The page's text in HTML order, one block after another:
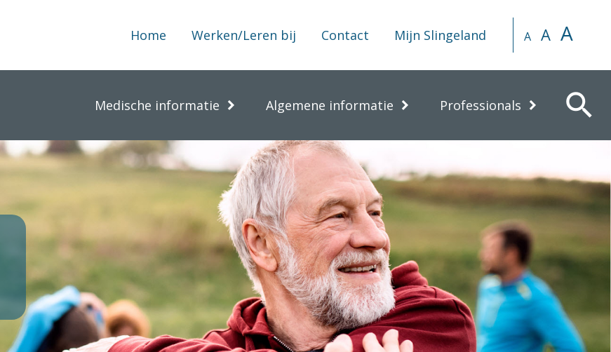
Home Werken/Leren bij Contact Mijn Slingeland A A A
Medische informatie Algemene informatie Professionals search